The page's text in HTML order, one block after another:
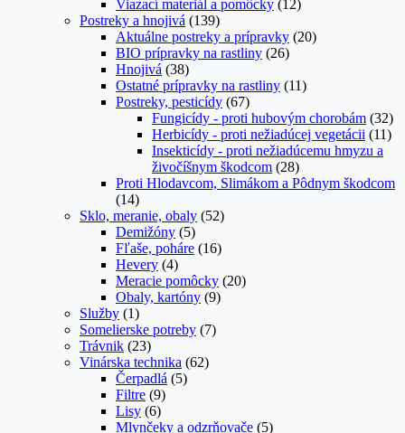
Viazací materiál a pomôcky (12)
Postreky a hnojivá (139)
Aktuálne postreky a prípravky (20)
BIO prípravky na rastliny (26)
Hnojivá (38)
Ostatné prípravky na rastliny (11)
Postreky, pesticídy (67)
Fungicídy - proti hubovým chorobám (32)
Herbicídy - proti nežiadúcej vegetácii (11)
Insekticídy - proti nežiadúcemu hmyzu a
živočíšnym škodcom (28)
Proti Hlodavcom, Slimákom a Pôdnym škodcom
(14)
Sklo, meranie, obaly (52)
Demižóny (5)
Fľaše, poháre (16)
Hevery (4)
Meracie pomôcky (20)
Obaly, kartóny (9)
Služby (1)
Somelierske potreby (7)
Trávnik (23)
Vinárska technika (62)
Čerpadlá (5)
Filtre (9)
Lisy (6)
Mlynčeky a odzrňovače (5)